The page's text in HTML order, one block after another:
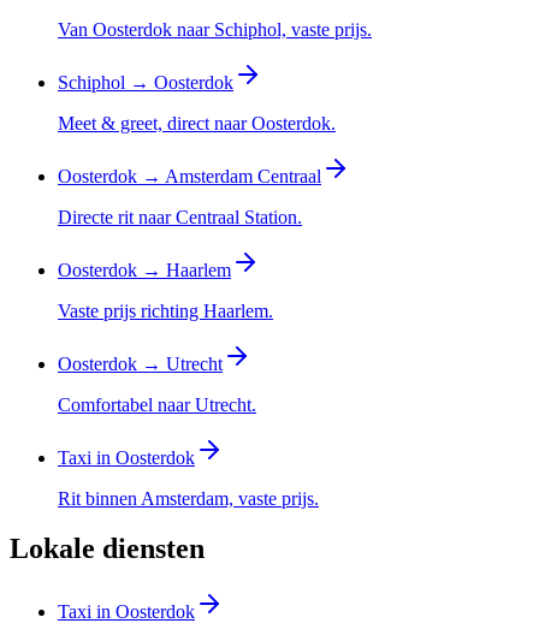
Van Oosterdok naar Schiphol, vaste prijs.
Schiphol → Oosterdok
Meet & greet, direct naar Oosterdok.
Oosterdok → Amsterdam Centraal
Directe rit naar Centraal Station.
Oosterdok → Haarlem
Vaste prijs richting Haarlem.
Oosterdok → Utrecht
Comfortabel naar Utrecht.
Taxi in Oosterdok
Rit binnen Amsterdam, vaste prijs.
Lokale diensten
Taxi in Oosterdok